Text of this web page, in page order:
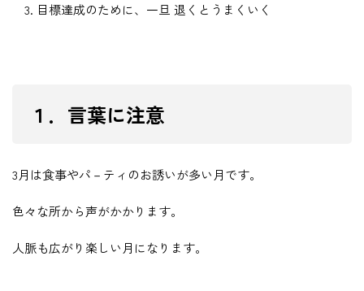
目標達成のために、一旦 退くとうまくいく
１．言葉に注意
3月は食事やパ－ティのお誘いが多い月です。
色々な所から声がかかります。
人脈も広がり楽しい月になります。